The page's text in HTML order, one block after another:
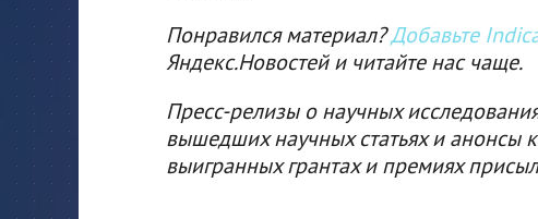
Понравился материал?Добавьте
Яндекс.Новостей и читайте нас чаще.
Пресс-релизы о научных
вышедших научных статьях и анонсы
выигранных грантах и премиях